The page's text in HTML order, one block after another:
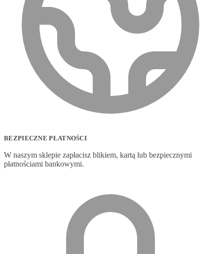
BEZPIECZNE PŁATNOŚCI
W naszym sklepie zapłacisz blikiem, kartą lub bezpiecznymi
płatnościami bankowymi.